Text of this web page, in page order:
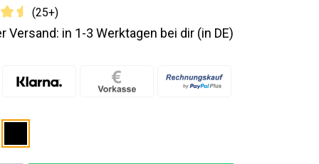
(25+)
Versand: in 1-3 Werktagen bei dir (in DE)